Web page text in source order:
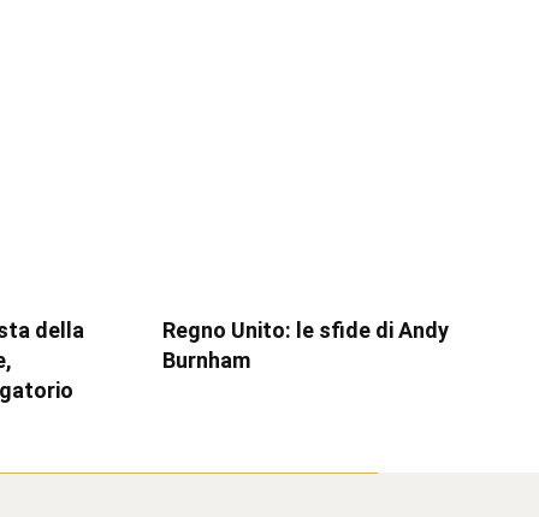
della
Regno Unito: le sfide di Andy
Burnham